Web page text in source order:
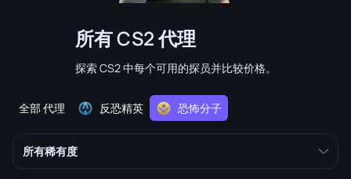
所有 CS2 代理
探索 CS2 中每个可用的探员并比较价格。
全部 代理 反恐精英 恐怖分子
所有稀有度